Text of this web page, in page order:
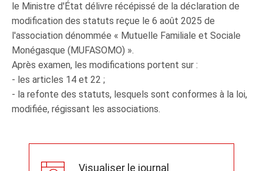
le Ministre d'État délivre récépissé de la déclaration de
modification des statuts reçue le 6 août 2025 de
l'association dénommée « Mutuelle Familiale et Sociale
Monégasque (MUFASOMO) ».
Après examen, les modifications portent sur :
- les articles 14 et 22 ;
- la refonte des statuts, lesquels sont conformes à la loi,
modifiée, régissant les associations.
Visualiser le journal